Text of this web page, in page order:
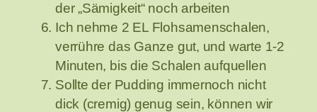
der „Sämigkeit“ noch arbeiten
Ich nehme 2 EL Flohsamenschalen,
verrühre das Ganze gut, und warte 1-2
Minuten, bis die Schalen aufquellen
Sollte der Pudding immernoch nicht
dick (cremig) genug sein, können wir